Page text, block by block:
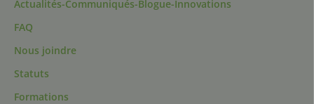
Actualités-Communiqués-Blogue-Innovations
FAQ
Nous joindre
Statuts
Formations